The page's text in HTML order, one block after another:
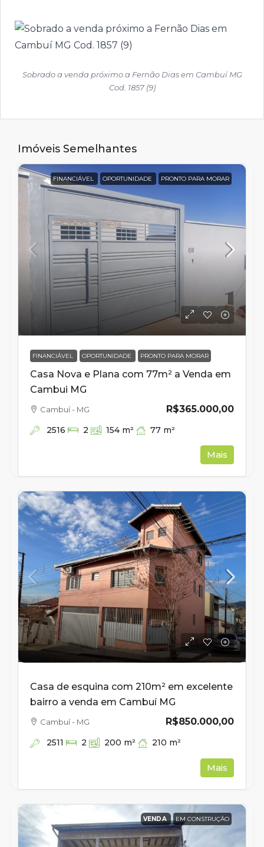
Sobrado a venda próximo a Fernão Dias em Cambuí MG
Cod. 1857 (9)
Imóveis Semelhantes
FINANCIÁVEL OPORTUNIDADE PRONTO PARA MORAR
FINANCIÁVEL OPORTUNIDADE PRONTO PARA MORAR
Casa Nova e Plana com 77m² a Venda em
Cambui MG
R$365.000,00
Cambuí - MG
2516 2 154 m² 77 m²
Mais
Casa de esquina com 210m² em excelente
bairro a venda em Cambuí MG
R$850.000,00
Cambuí - MG
2511 2 200 m² 210 m²
Mais
VENDA EM CONSTRUÇÃO